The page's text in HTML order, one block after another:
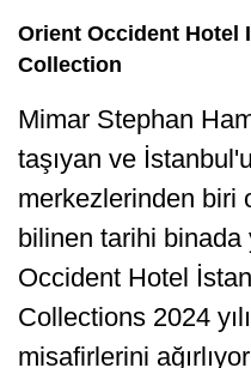
Orient Occident Hotel
Collection
Mimar Stephan
taşıyan ve
merkezlerinden biri
bilinen tarihi binada
Occident Hotel
Collections 2024
misafirlerini